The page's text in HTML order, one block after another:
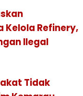
Kelola Refinery,
Ilegal
Tidak